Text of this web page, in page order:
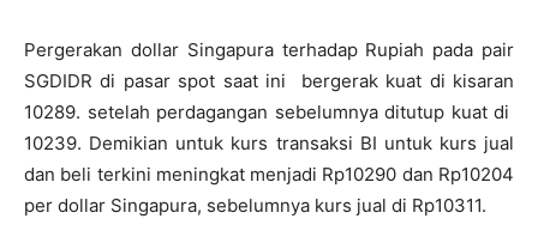
Pergerakan dollar Singapura terhadap Rupiah pada pair
SGDIDR di pasar spot saat ini bergerak kuat di kisaran
10289. setelah perdagangan sebelumnya ditutup kuat di
10239. Demikian untuk kurs transaksi BI untuk kurs jual
dan beli terkini meningkat menjadi Rp10290 dan Rp10204
per dollar Singapura, sebelumnya kurs jual di Rp10311.